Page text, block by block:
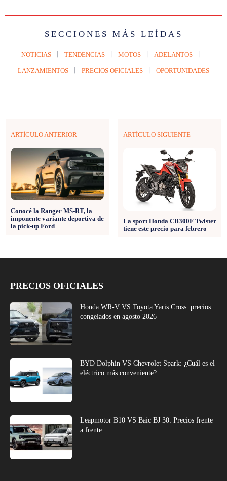
SECCIONES MÁS LEÍDAS
NOTICIAS TENDENCIAS MOTOS ADELANTOS
LANZAMIENTOS PRECIOS OFICIALES OPORTUNIDADES
ARTÍCULO ANTERIOR
Conocé la Ranger MS-RT, la
imponente variante deportiva de
la pick-up Ford
ARTÍCULO SIGUIENTE
La sport Honda CB300F Twister
tiene este precio para febrero
PRECIOS OFICIALES
Honda WR-V VS Toyota Yaris Cross: precios
congelados en agosto 2026
BYD Dolphin VS Chevrolet Spark: ¿Cuál es el
eléctrico más conveniente?
Leapmotor B10 VS Baic BJ 30: Precios frente
a frente